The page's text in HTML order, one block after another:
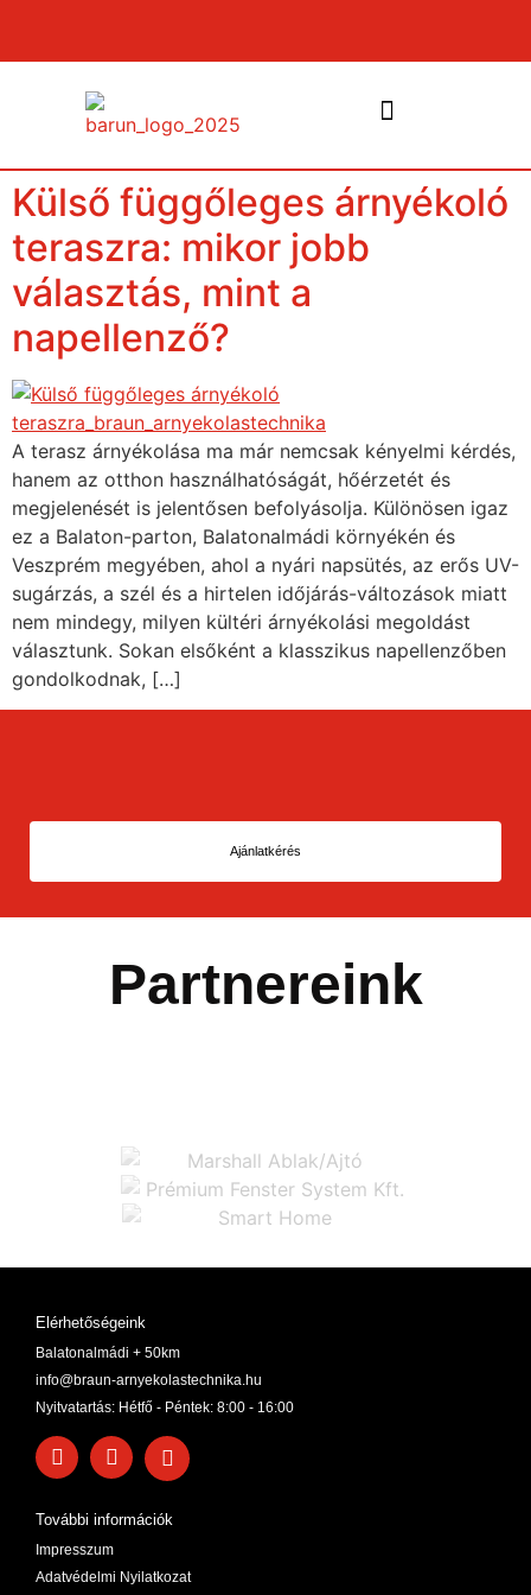
Külső függőleges árnyékoló
teraszra: mikor jobb
választás, mint a
napellenző?
A terasz árnyékolása ma már nemcsak kényelmi kérdés,
hanem az otthon használhatóságát, hőérzetét és
megjelenését is jelentősen befolyásolja. Különösen igaz
ez a Balaton-parton, Balatonalmádi környékén és
Veszprém megyében, ahol a nyári napsütés, az erős UV-
sugárzás, a szél és a hirtelen időjárás-változások miatt
nem mindegy, milyen kültéri árnyékolási megoldást
választunk. Sokan elsőként a klasszikus napellenzőben
gondolkodnak, […]
Ajánlatkérés
Partnereink
Elérhetőségeink
Balatonalmádi + 50km
info@braun-arnyekolastechnika.hu
Nyitvatartás: Hétfő - Péntek: 8:00 - 16:00
További információk
Impresszum
Adatvédelmi Nyilatkozat